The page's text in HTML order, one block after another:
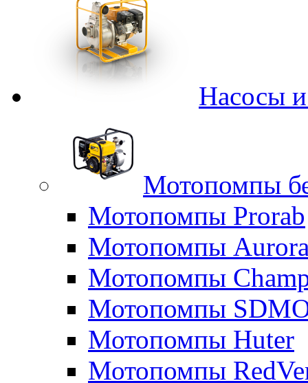
Насосы
Мотопомпы
Мотопомпы Prorab
Мотопомпы
Мотопомпы
Мотопомпы
Мотопомпы Huter
Мотопомпы